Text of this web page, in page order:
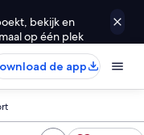
bekijk en
op één plek
de app